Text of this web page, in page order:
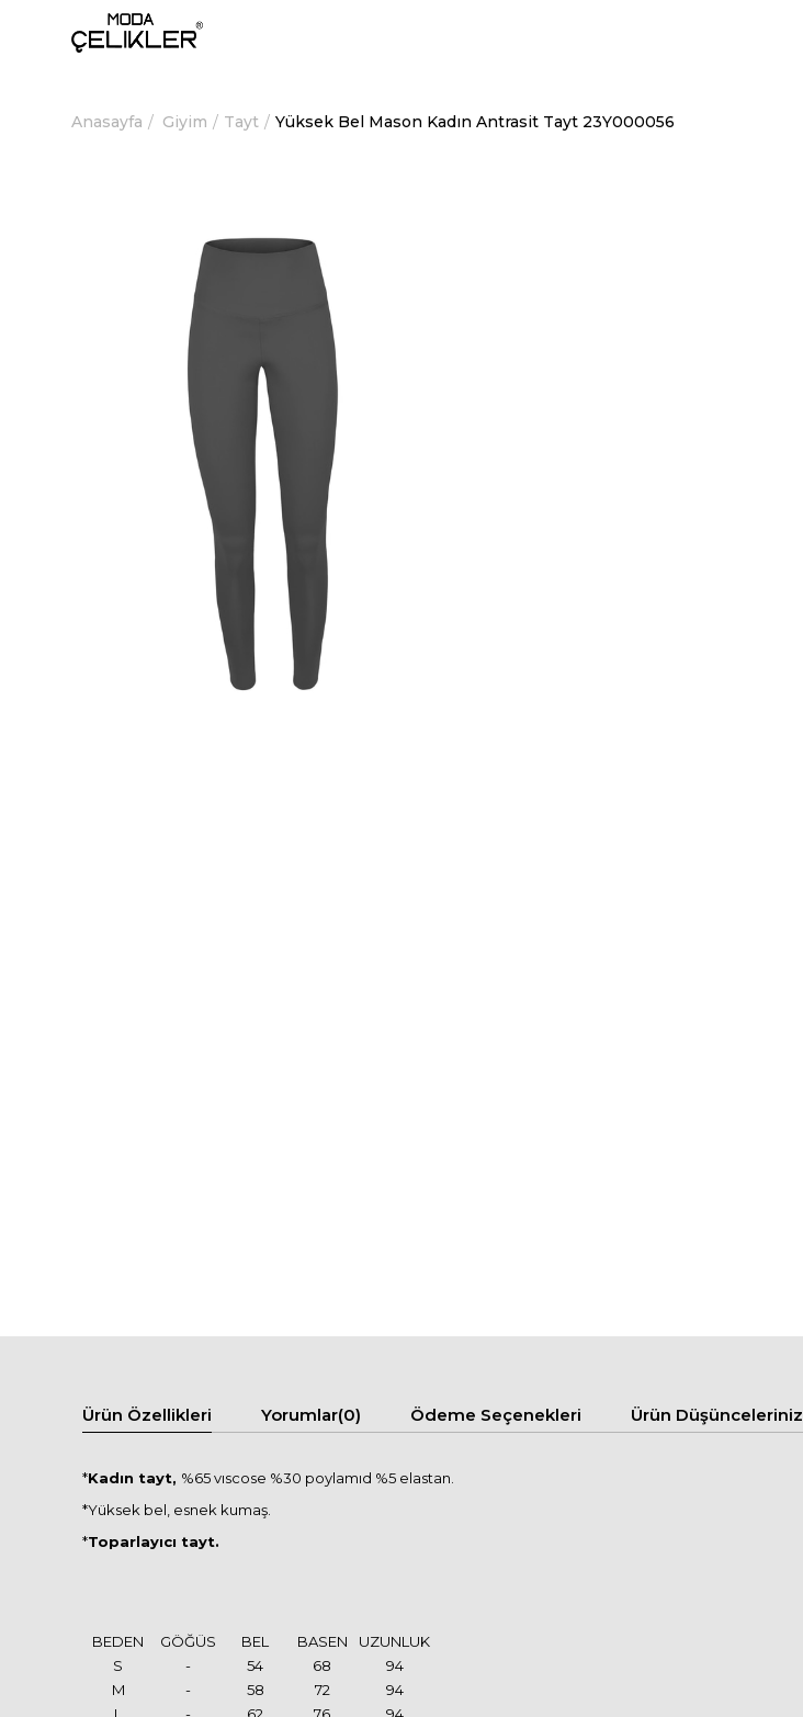
Anasayfa Giyim Tayt Yüksek Bel Mason Kadın Antrasit Tayt 23Y000056
Ürün Özellikleri Yorumlar(0) Ödeme Seçenekleri Ürün Düşünceleriniz
*Kadın tayt, %65 vıscose %30 poylamıd %5 elastan.
*Yüksek bel, esnek kumaş.
*Toparlayıcı tayt.
BEDEN GÖĞÜS BEL BASEN
UZUNLUK
S
- 54 68
94
M
- 58 72
94
L
- 62 76
94